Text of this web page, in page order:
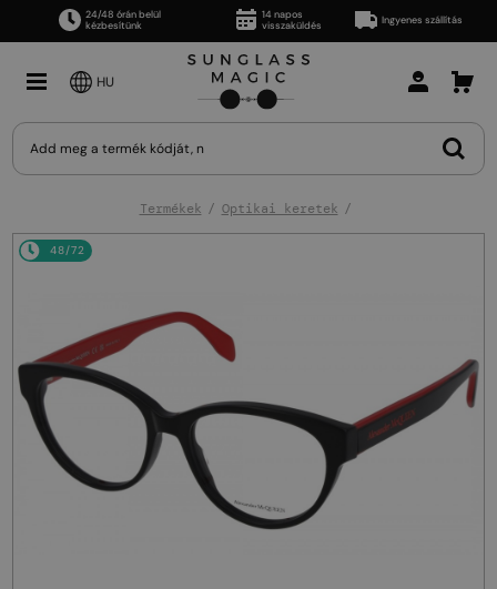
24/48 órán belül
kézbesítünk
14 napos
visszaküldés
Ingyenes szállítás
HU
Termékek Optikai keretek
48/72